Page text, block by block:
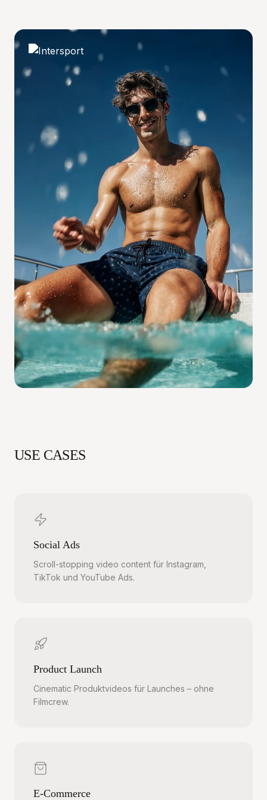
USE CASES
Social Ads
Scroll-stopping video content für Instagram,
TikTok und YouTube Ads.
Product Launch
Cinematic Produktvideos für Launches – ohne
Filmcrew.
E-Commerce